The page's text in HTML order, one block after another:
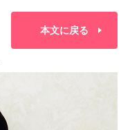
本文に戻る